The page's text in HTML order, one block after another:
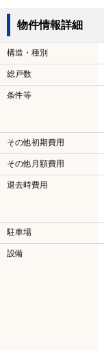
物件情報詳細
構造・種別
総戸数
条件等
その他初期費用
その他月額費用
退去時費用
駐車場
設備